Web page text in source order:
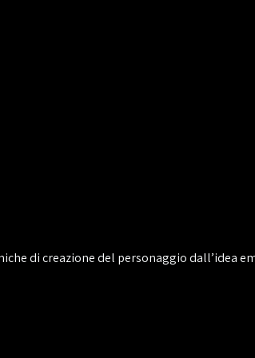
di creazione del personaggio dall’idea